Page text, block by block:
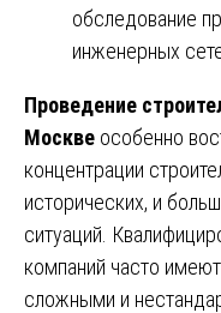
обследование
инженерных
Проведение
Москве особенно
концентрации
исторических, и
ситуаций.
компаний часто
сложными и